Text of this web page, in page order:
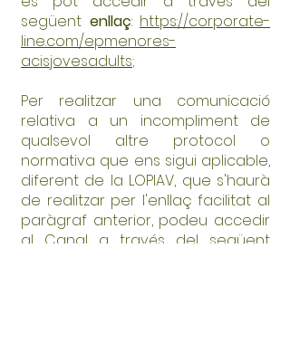
següent enllaç: https://corporate-
line.com/epmenores-
acisjovesadults;
Per realitzar una comunicació
relativa a un incompliment de
qualsevol altre protocol o
normativa que ens sigui aplicable,
diferent de la LOPIAV, que s'haurà
de realitzar per l'enllaç facilitat al
paràgraf anterior, podeu accedir
al Canal a través del següent